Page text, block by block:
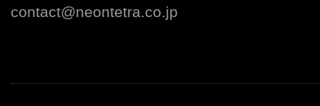
contact@neontetra.co.jp